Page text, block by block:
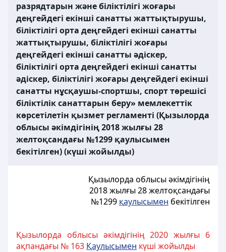
разрядтарын және біліктiлiгi жоғары
деңгейдегi екiншi санатты жаттықтырушы,
біліктiлiгi орта деңгейдегi екiншi санатты
жаттықтырушы, біліктiлiгi жоғары
деңгейдегi екiншi санатты әдiскер,
біліктiлiгi орта деңгейдегi екiншi санатты
әдiскер, біліктiлiгi жоғары деңгейдегi екiншi
санатты нұсқаушы-спортшы, спорт төрешiсi
біліктілік санаттарын беру» мемлекеттік
көрсетілетін қызмет регламенті (Қызылорда
облысы әкімдігінің 2018 жылғы 28
желтоқсандағы №1299 қаулысымен
бекітілген) (күші жойылды)
Қызылорда облысы әкімдігінің
2018 жылғы 28 желтоқсандағы
№1299 қаулысымен бекітілген
Қызылорда облысы әкімдігінің 2020 жылғы 6
ақпандағы № 163 Қаулысымен күші жойылды